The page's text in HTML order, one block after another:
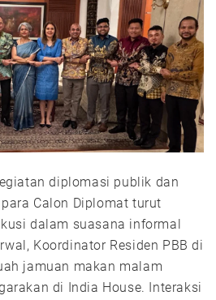
diplomasi publik dan
Calon Diplomat turut
dalam suasana informal
Koordinator Residen PBB di
jamuan makan malam
di India House. Interaksi